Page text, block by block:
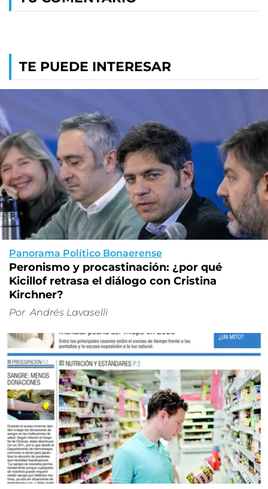
TE PUEDE INTERESAR
Panorama Político Bonaerense
Peronismo y procastinación: ¿por qué
Kicillof retrasa el diálogo con Cristina
Kirchner?
Por Andrés Lavaselli